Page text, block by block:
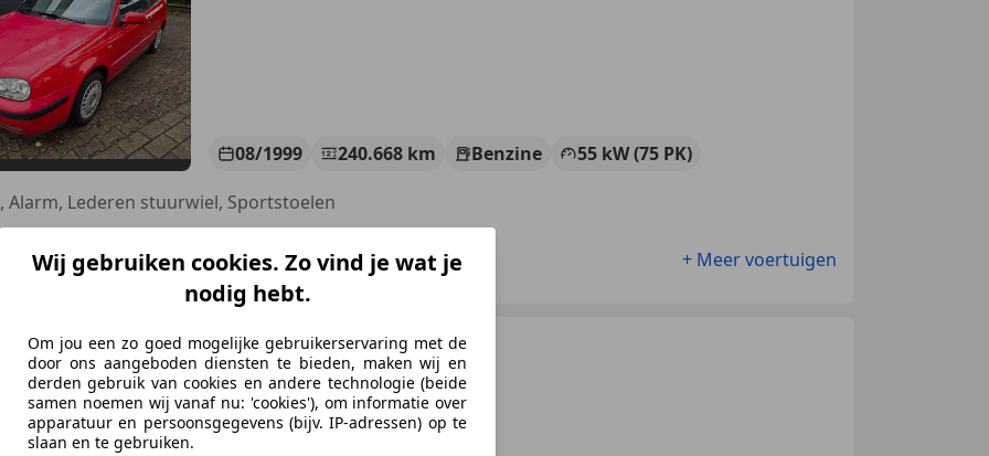
08/1999 240.668 km Benzine
55 kW (75 PK)
Alarm, Lederen stuurwiel, Sportstoelen
Auto's
3481 MB HARMELEN
+ Meer voertuigen
Golf Cabriolet
€ 9.950
Wij gebruiken cookies. Zo vind je wat je
nodig hebt.
Om jou een zo goed mogelijke gebruikerservaring met de
door ons aangeboden diensten te bieden, maken wij en
derden gebruik van cookies en andere technologie (beide
samen noemen wij vanaf nu: 'cookies'), om informatie over
apparatuur en persoonsgegevens (bijv. IP-adressen) op te
slaan en te gebruiken.